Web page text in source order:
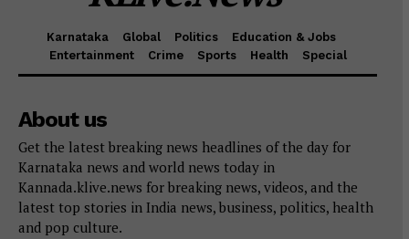
Karnataka Global Politics
Education & Jobs
Entertainment
Crime Sports Health Special
About us
Get the latest breaking news headlines of the day for
Karnataka news and world news today in
Kannada.klive.news for breaking news, videos, and the
latest top stories in India news, business, politics, health
and pop culture.